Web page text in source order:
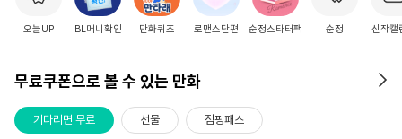
오늘UP BL머니확인 만화퀴즈 로맨스단편 순정스타터팩 순정 신작캘
무료쿠폰으로 볼 수 있는 만화
기다리면 무료 선물 점핑패스